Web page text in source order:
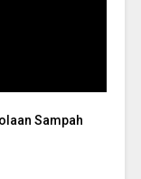
Sampah